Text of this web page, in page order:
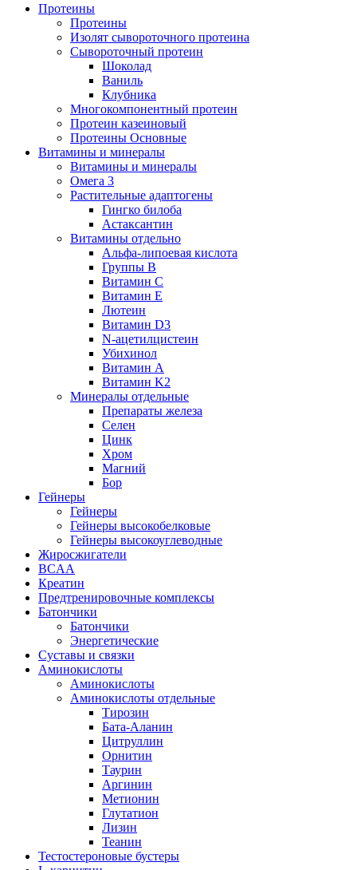
Протеины
Протеины
Изолят сывороточного протеина
Сывороточный протеин
Шоколад
Ваниль
Клубника
Многокомпонентный протеин
Протеин казеиновый
Протеины Основные
Витамины и минералы
Витамины и минералы
Омега 3
Растительные адаптогены
Гингко билоба
Астаксантин
Витамины отдельно
Альфа-липоевая кислота
Группы B
Витамин С
Витамин Е
Лютеин
Витамин D3
N-ацетилцистеин
Убихинол
Витамин А
Витамин K2
Минералы отдельные
Препараты железа
Селен
Цинк
Хром
Магний
Бор
Гейнеры
Гейнеры
Гейнеры высокобелковые
Гейнеры высокоуглеводные
Жиросжигатели
BCAA
Креатин
Предтренировочные комплексы
Батончики
Батончики
Энергетические
Суставы и связки
Аминокислоты
Аминокислоты
Аминокислоты отдельные
Тирозин
Бата-Аланин
Цитруллин
Орнитин
Таурин
Аргинин
Метионин
Глутатион
Лизин
Теанин
Тестостероновые бустеры